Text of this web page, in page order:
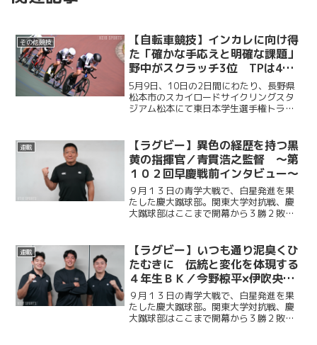
その他競技
【自転車競技】インカレに向け得
た「確かな手応えと明確な課題」
野中がスクラッチ3位 TPは4位
に食い込む／東日本学生選手権ト
ラック競技大会
5月9日、10日の2日間にわたり、長野県
松本市のスカイロードサイクリングスタ
ジアム松本にて東日本学生選手権トラッ
で熱戦を繰り広げた。大会1日目は個人種
目で各選手が課題...
連載
【ラグビー】異色の経歴を持つ黒
黄の指揮官／青貫浩之監督 ～第
１０２回早慶戦前インタビュー～
９月１３日の青学大戦で、白星発進を果
たした慶大蹴球部。関東大学対抗戦、慶
大蹴球部はここまで開幕から３勝２敗
強豪校が立ちはだかる。そして１１月２
３日、聖地・秩父宮ラグビー...
連載
【ラグビー】いつも通り泥臭くひ
たむきに 伝統と変化を体現する
４年生ＢＫ／今野椋平×伊吹央×
小舘太進対談〜第１０２回早慶戦
前インタビュー〜
９月１３日の青学大戦で、白星発進を果
たした慶大蹴球部。関東大学対抗戦、慶
大蹴球部はここまで開幕から３勝２敗